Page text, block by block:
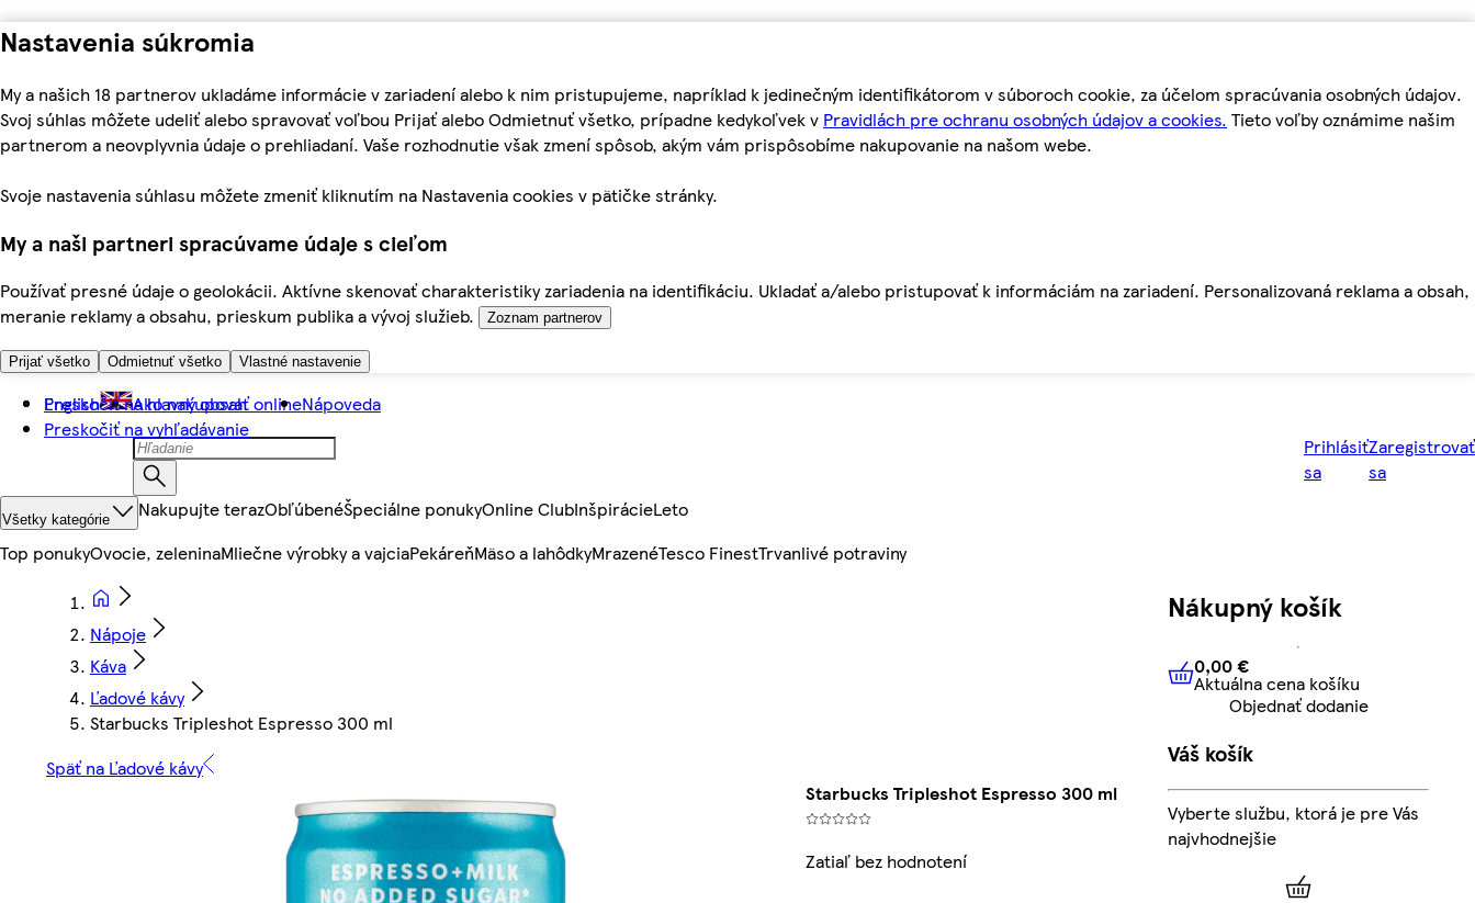
Nastavenia súkromia
My a našich 18 partnerov ukladáme informácie v zariadení alebo k nim pristupujeme, napríklad k jedinečným identifikátorom v súboroch cookie, za účelom spracúvania osobných údajov.
Svoj súhlas môžete udeliť alebo spravovať voľbou Prijať alebo Odmietnuť všetko, prípadne kedykoľvek v Pravidlách pre ochranu osobných údajov a cookies. Tieto voľby oznámime našim
partnerom a neovplyvnia údaje o prehliadaní. Vaše rozhodnutie však zmení spôsob, akým vám prispôsobíme nakupovanie na našom webe.
Svoje nastavenia súhlasu môžete zmeniť kliknutím na Nastavenia cookies v pätičke stránky.
My a naši partneri spracúvame údaje s cieľom
Používať presné údaje o geolokácii. Aktívne skenovať charakteristiky zariadenia na identifikáciu. Ukladať a/alebo pristupovať k informáciám na zariadení. Personalizovaná reklama a obsah,
meranie reklamy a obsahu, prieskum publika a vývoj služieb.
Zoznam partnerov
Prijať všetko Odmietnuť všetko Vlastné nastavenie
Preskočiť na hlavný obsah
Preskočiť na vyhľadávanie
English Ako nakupovať onlineNápoveda
Prihlásiť
sa
Zaregistrovať
sa
Všetky kategórie Nakupujte terazObľúbenéŠpeciálne ponukyOnline ClubInšpirácieLeto
Top ponukyOvocie, zeleninaMliečne výrobky a vajciaPekáreňMäso a lahôdkyMrazenéTesco FinestTrvanlivé potraviny
Nápoje
Káva
Ľadové kávy
Starbucks Tripleshot Espresso 300 ml
Späť na Ľadové kávy
Starbucks Tripleshot Espresso 300 ml
Zatiaľ bez hodnotení
Nákupný košík
0,00 € Aktuálna cena košíku
0,00 €
Aktuálna cena košíku
Objednať dodanie
Váš košík
Vyberte službu, ktorá je pre Vás
najvhodnejšie